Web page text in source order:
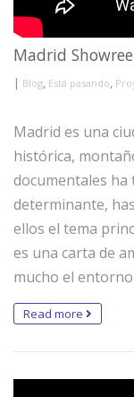
Madrid
| Blog, Está pasando,
Madrid es una
histórica,
documentales
determinante,
ellos el tema
es una carta de
mucho el
Read more